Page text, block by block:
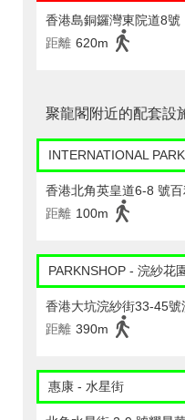
香港島銅鑼灣東院道8號
距離 620m
聚龍閣附近的配套設
INTERNATIONAL
香港北角英皇道6-8 號
距離 100m
PARKNSHOP - 浣紗花
香港大坑浣紗街33-45
距離 390m
惠康 - 水星街